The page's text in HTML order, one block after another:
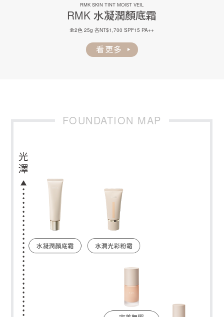
RMK SKIN TINT MOIST VEIL
RMK 水凝潤顏底霜
全2色 25g 各NT$1,700 SPF15 PA++
看更多
FOUNDATION MAP